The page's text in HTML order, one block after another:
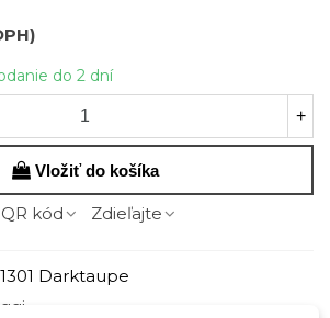
do 2 dní
+
Vložiť do košíka
QR kód Zdieľajte
Darktaupe